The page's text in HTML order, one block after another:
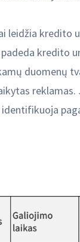
leidžia
kredito
duomenų